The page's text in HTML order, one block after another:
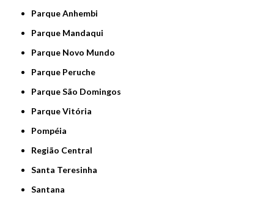
Parque Anhembi
Parque Mandaqui
Parque Novo Mundo
Parque Peruche
Parque São Domingos
Parque Vitória
Pompéia
Região Central
Santa Teresinha
Santana